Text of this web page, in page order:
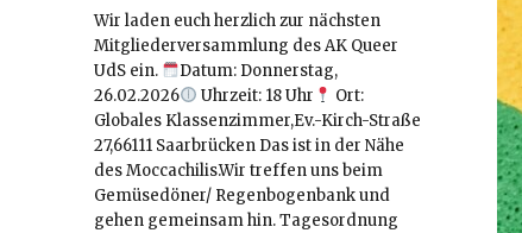
Wir laden euch herzlich zur nächsten
Mitgliederversammlung des AK Queer
UdS ein.
Datum: Donnerstag,
26.02.2026
Uhrzeit: 18 Uhr
Ort:
Globales Klassenzimmer,Ev.-Kirch-Straße
27,66111 Saarbrücken Das ist in der Nähe
des Moccachilis.Wir treffen uns beim
Gemüsedöner/ Regenbogenbank und
gehen gemeinsam hin. Tagesordnung